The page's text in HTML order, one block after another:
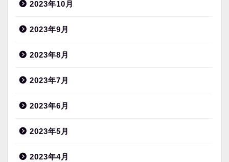
2023年10月
2023年9月
2023年8月
2023年7月
2023年6月
2023年5月
2023年4月